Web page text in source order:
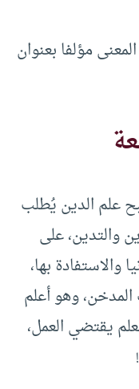
مؤلفا بعنوان
علم الدين يُطلب
والتدين، على
والاستفادة بها،
وهو أعلم
يقتضي العمل،